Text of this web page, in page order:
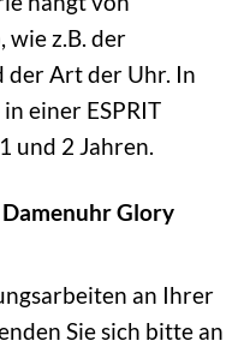
wie z.B. der
der Art der Uhr. In
einer ESPRIT
und 2 Jahren.
Damenuhr Glory
an Ihrer
Sie sich bitte an